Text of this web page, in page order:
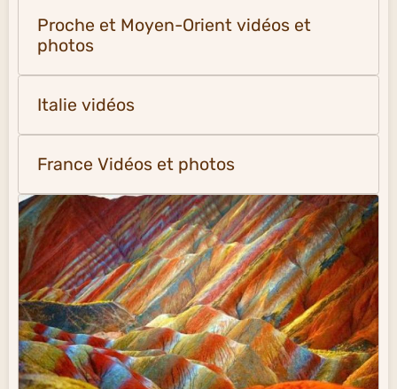
Proche et Moyen-Orient vidéos et
photos
Italie vidéos
France Vidéos et photos